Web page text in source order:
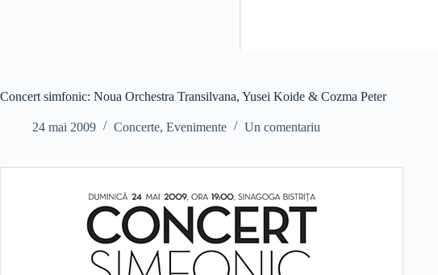
Concert simfonic: Noua Orchestra Transilvana, Yusei Koide & Cozma Peter
24 mai 2009 Concerte, Evenimente Un comentariu